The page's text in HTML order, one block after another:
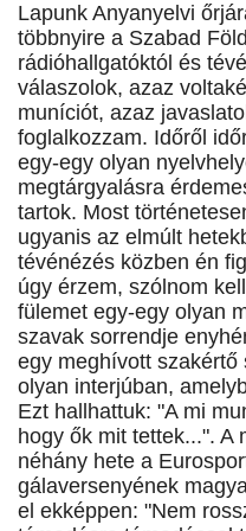
Lapunk Anyanyelvi
többnyire a Szabad
rádióhallgatóktól és
válaszolok, azaz
muníciót, azaz
foglalkozzam. Időről
egy-egy olyan
megtárgyalásra
tartok. Most
ugyanis az elmúlt
tévénézés közben én
úgy érzem, szólnom
fülemet egy-egy olyan
szavak sorrendje
egy meghívott
olyan interjúban,
Ezt hallhattuk: "A mi
hogy ők mit tettek...". A
néhány hete a
gálaversenyének
el ekképpen: "Nem